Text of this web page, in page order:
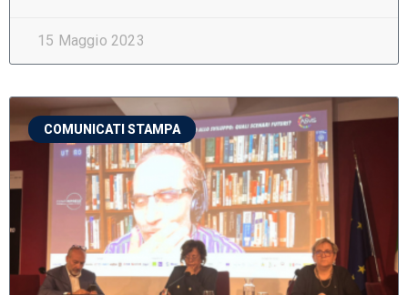
15 Maggio 2023
COMUNICATI STAMPA